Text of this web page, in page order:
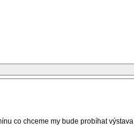
co chceme my bude probíhat